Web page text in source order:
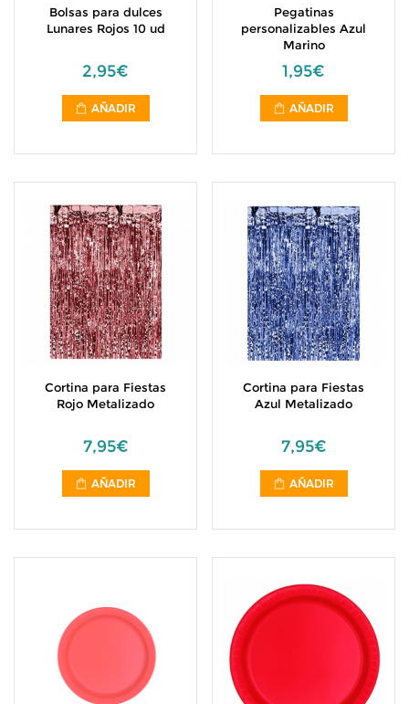
Bolsas para dulces
Lunares Rojos 10 ud
2,95€
AÑADIR
Pegatinas
personalizables Azul
Marino
1,95€
AÑADIR
Cortina para Fiestas
Rojo Metalizado
7,95€
AÑADIR
Cortina para Fiestas
Azul Metalizado
7,95€
AÑADIR